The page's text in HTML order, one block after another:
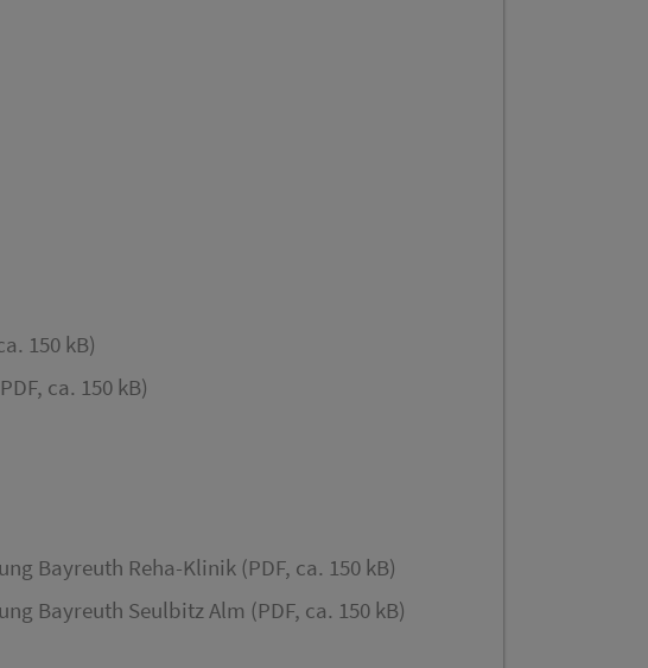
150 kB)
ca. 150 kB)
Bayreuth Reha-Klinik (PDF, ca. 150 kB)
Bayreuth Seulbitz Alm (PDF, ca. 150 kB)